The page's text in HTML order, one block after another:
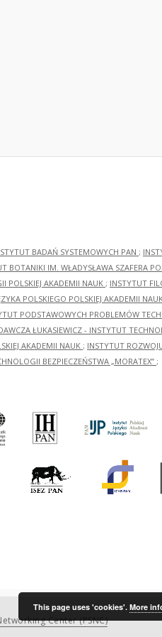
BADAŃ SYSTEMOWYCH PAN ;
BOTANIKI IM. WŁADYSŁAWA SZAFERA
POLSKIEJ AKADEMII NAUK ; INSTYTUT
POLSKIEGO POLSKIEJ AKADEMII
PODSTAWOWYCH PROBLEMÓW
ŁUKASIEWICZ - INSTYTUT
AKADEMII NAUK ; INSTYTUT
BEZPIECZEŃSTWA „MORATEX” ;
Center (PSNC)
This page uses 'cookies'. More